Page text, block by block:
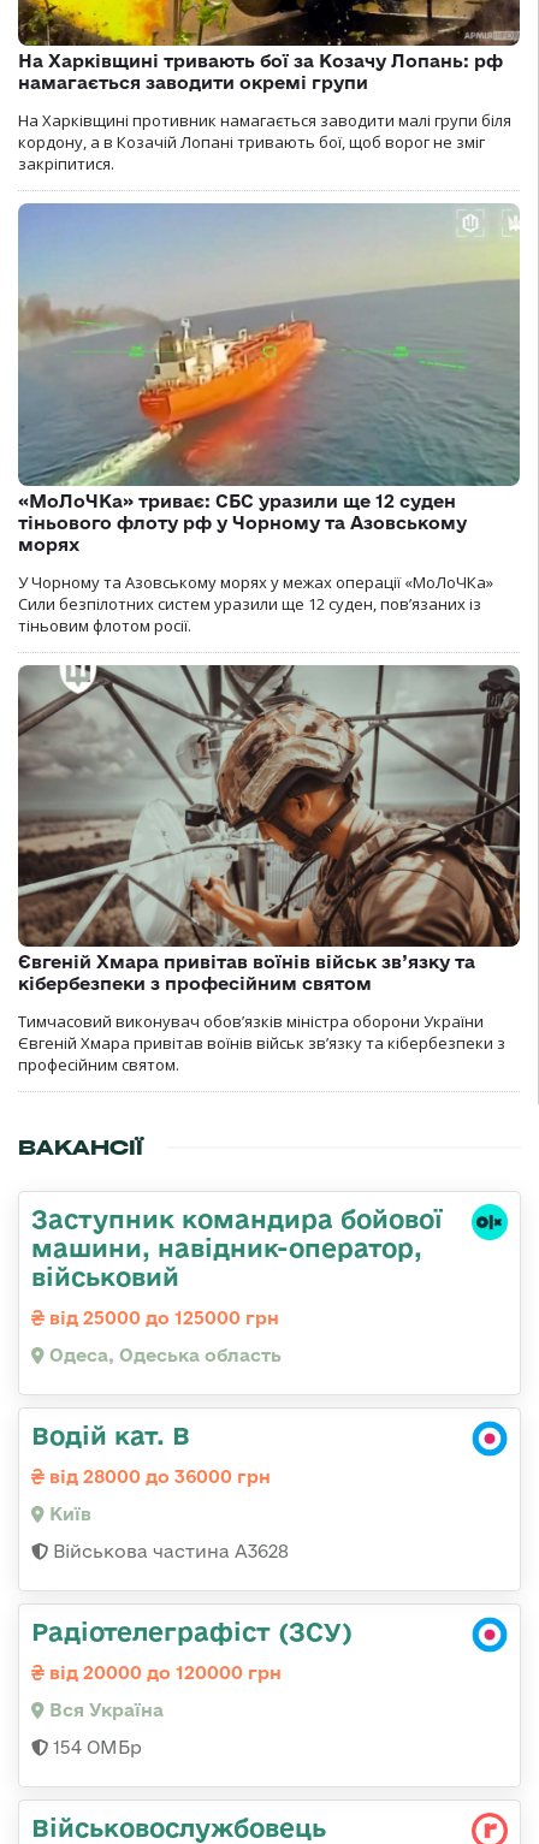
На Харківщині тривають бої за Козачу Лопань: рф
намагається заводити окремі групи
На Харківщині противник намагається заводити малі групи біля
кордону, а в Козачій Лопані тривають бої, щоб ворог не зміг
закріпитися.
«МоЛоЧКа» триває: СБС уразили ще 12 суден
тіньового флоту рф у Чорному та Азовському
морях
У Чорному та Азовському морях у межах операції «МоЛоЧКа»
Сили безпілотних систем уразили ще 12 суден, пов’язаних із
тіньовим флотом росії.
Євгеній Хмара привітав воїнів військ зв’язку та
кібербезпеки з професійним святом
Тимчасовий виконувач обов’язків міністра оборони України
Євгеній Хмара привітав воїнів військ зв’язку та кібербезпеки з
професійним святом.
ВАКАНСІЇ
Заступник командиpа бойової
машини, навідник-оператор,
військовий
від 25000 до 125000 грн
Одеса, Одеська область
Водій кат. В
від 28000 до 36000 грн
Київ
Військова частина А3628
Радіотелеграфіст (ЗСУ)
від 20000 до 120000 грн
Вся Україна
154 ОМБр
Військовослужбовець